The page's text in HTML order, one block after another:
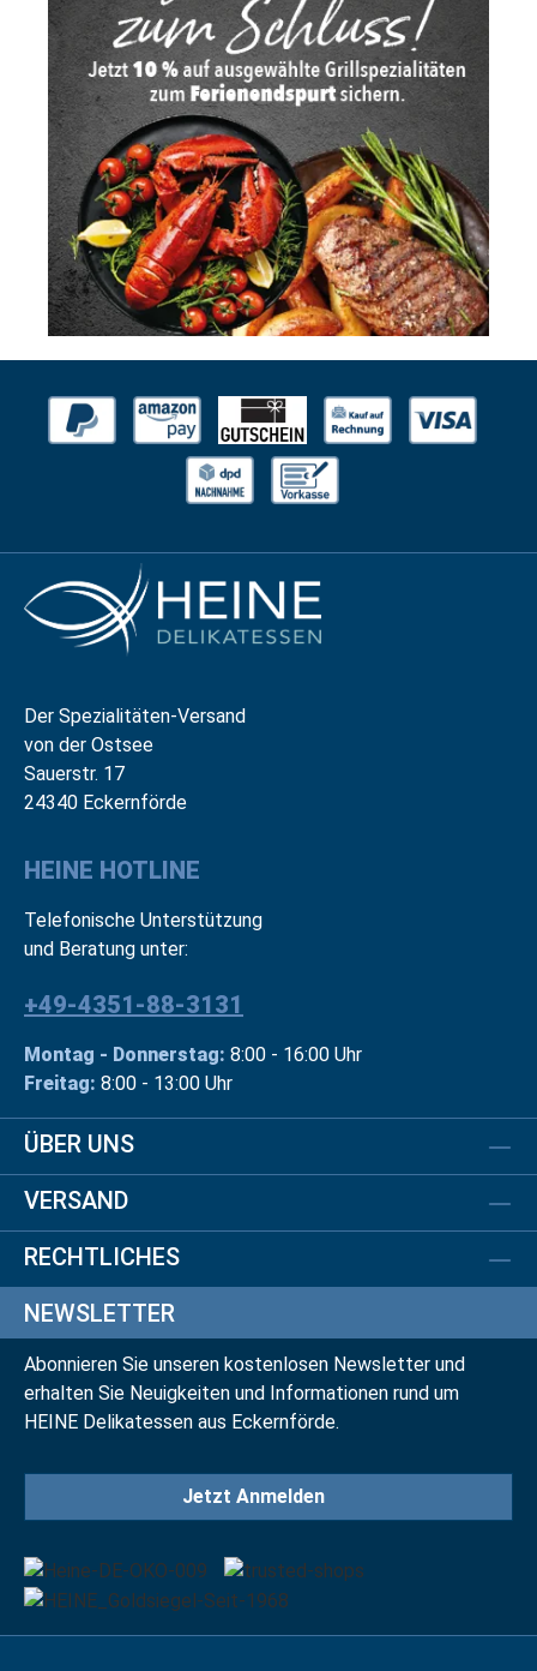
Der Spezialitäten-Versand
von der Ostsee
Sauerstr. 17
24340 Eckernförde
HEINE HOTLINE
Telefonische Unterstützung
und Beratung unter:
+49-4351-88-3131
Montag - Donnerstag: 8:00 - 16:00 Uhr
Freitag: 8:00 - 13:00 Uhr
ÜBER UNS
VERSAND
RECHTLICHES
NEWSLETTER
Abonnieren Sie unseren kostenlosen Newsletter und
erhalten Sie Neuigkeiten und Informationen rund um
HEINE Delikatessen aus Eckernförde.
Jetzt Anmelden